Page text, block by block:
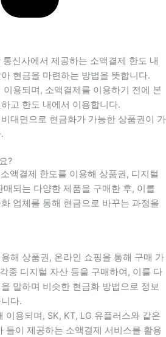
신사에서 제공하는 소액결제 한도 내
현금을 마련하는 방법을 뜻합니다.
용되며, 소액결제를 이용하기 전에 본
고 한도 내에서 이용합니다.
대면으로 현금화가 가능한 상품권이 가
?
액결제 한도를 이용해 상품권, 디지털
되는 다양한 제품을 구매한 후, 이를
업체를 통해 현금으로 바꾸는 과정을
해 상품권, 온라인 쇼핑을 통해 구매 가
종 디지털 자산 등을 구매하여, 이를 다
말하며 비슷한 현금화 방법으로 정보
다.
이용되며, SK, KT, LG 유플러스와 같은
들이 제공하는 소액결제 서비스를 활용